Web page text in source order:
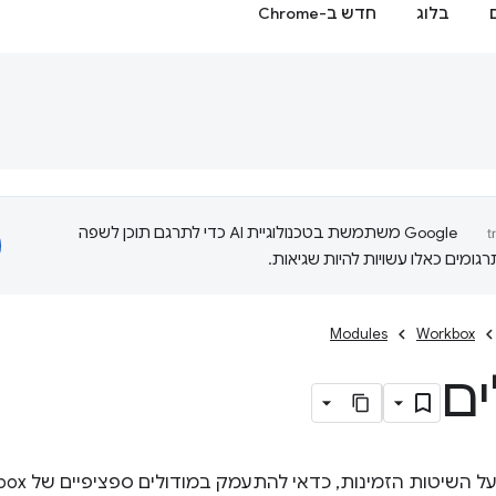
בלוג חדש ב-Chrome
‫Google משתמשת בטכנולוגיית AI כדי לתרגם תוכן לשפה
כאלו עשויות להיות שגיאות.
Workbox
Modules